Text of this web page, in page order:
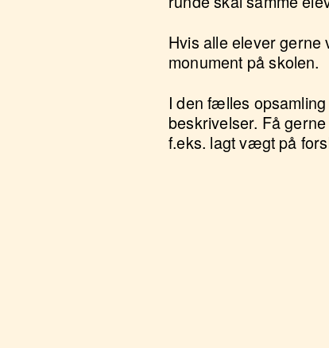
Hvis alle elever
monument på skolen.
I den fælles
beskrivelser. Få
f.eks. lagt vægt på